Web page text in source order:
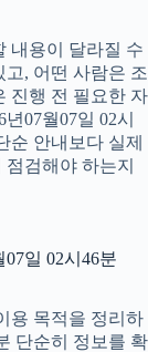
내용이 달라질 수
, 어떤 사람은 조
진행 전 필요한 자
07월07일 02시
순 안내보다 실제
검해야 하는지
일 02시46분
용 목적을 정리하
단순히 정보를 확